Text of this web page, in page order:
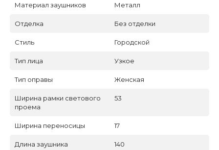
Материал заушников Металл
Отделка Без отделки
Стиль Городской
Тип лица Узкое
Тип оправы Женская
Ширина рамки светового
проема
53
Ширина переносицы 17
Длина заушника 140